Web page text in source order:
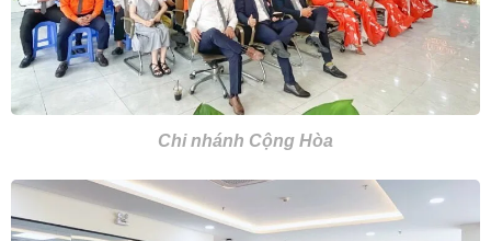
Chi nhánh Cộng Hòa